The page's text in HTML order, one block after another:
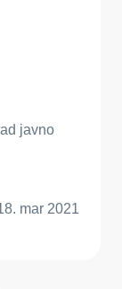
javno
mar 2021